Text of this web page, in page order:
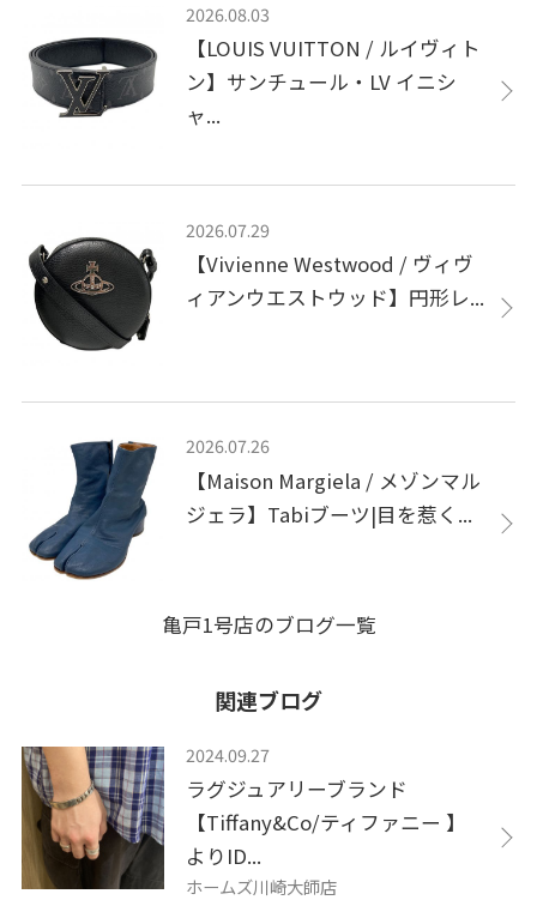
2026.08.03
【LOUIS VUITTON / ルイヴィト
ン】サンチュール・LV イニシ
ャ...
2026.07.29
【Vivienne Westwood / ヴィヴ
ィアンウエストウッド】円形レ...
2026.07.26
【Maison Margiela / メゾンマル
ジェラ】Tabiブーツ|目を惹く...
亀戸1号店のブログ一覧
関連ブログ
2024.09.27
ラグジュアリーブランド
【Tiffany&Co/ティファニー 】
よりID...
ホームズ川崎大師店